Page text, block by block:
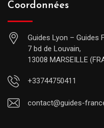
Coordonnées
Guides Lyon – Guides
7 bd de Louvain,
13008 MARSEILLE
+33744750411
contact@guides-